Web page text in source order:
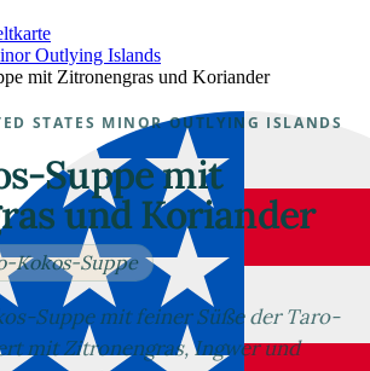
Outlying Islands
mit Zitronengras und Koriander
STATES MINOR OUTLYING ISLANDS
Suppe mit
und Koriander
Kokos-Suppe
Suppe mit feiner Süße der Taro-
mit Zitronengras, Ingwer und